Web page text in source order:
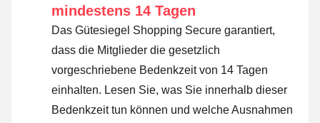
mindestens 14 Tagen
Das Gütesiegel Shopping Secure garantiert,
dass die Mitglieder die gesetzlich
vorgeschriebene Bedenkzeit von 14 Tagen
einhalten. Lesen Sie, was Sie innerhalb dieser
Bedenkzeit tun können und welche Ausnahmen